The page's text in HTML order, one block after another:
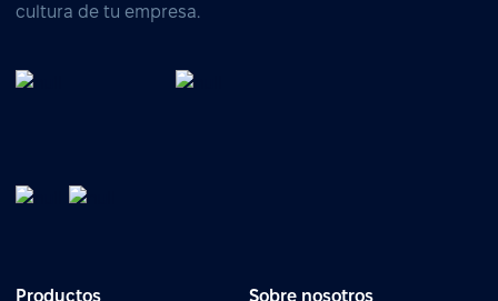
cultura de tu empresa.
Productos Sobre nosotros